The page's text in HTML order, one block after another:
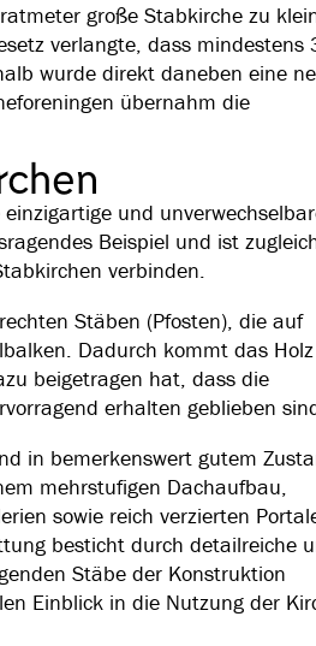
große Stabkirche zu
verlangte, dass mindestens
wurde direkt daneben eine
übernahm die
und
Beispiel und ist
verbinden.
Stäben (Pfosten), die auf
Dadurch kommt das Holz
beigetragen hat, dass die
erhalten geblieben
in bemerkenswert gutem
mehrstufigen Dachaufbau,
sowie reich verzierten
besticht durch detailreiche
Stäbe der Konstruktion
Einblick in die Nutzung der